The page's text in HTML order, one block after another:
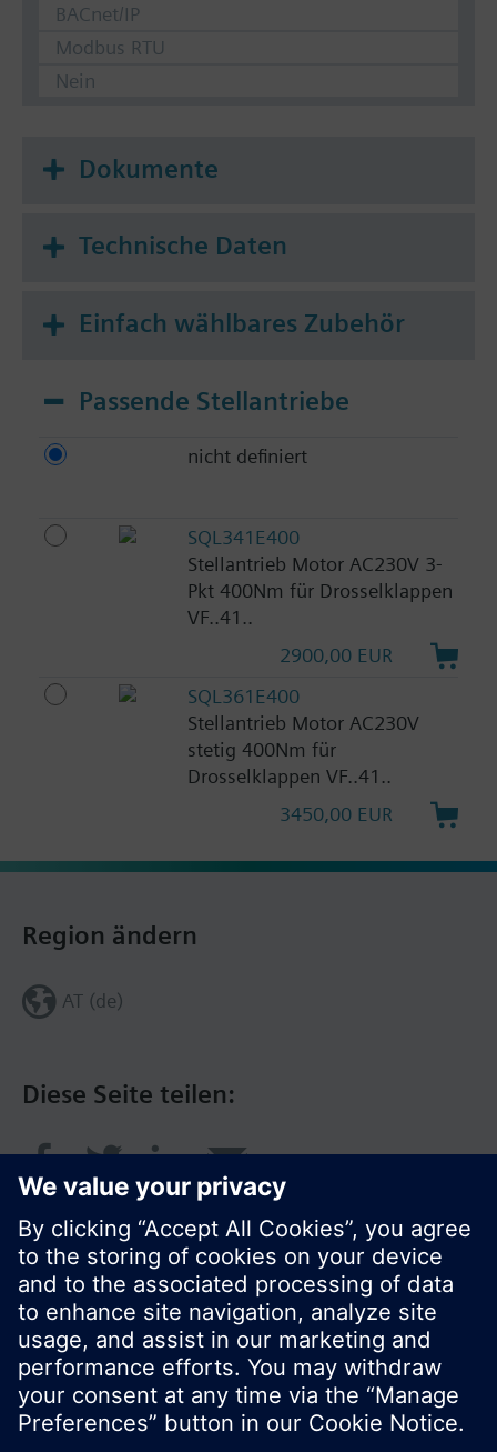
BACnet/IP
Modbus RTU
Nein
Dokumente
Technische Daten
Einfach wählbares Zubehör
Passende Stellantriebe
nicht definiert
SQL341E400
Stellantrieb Motor AC230V 3-
Pkt 400Nm für Drosselklappen
VF..41..
2900,00 EUR
SQL361E400
Stellantrieb Motor AC230V
stetig 400Nm für
Drosselklappen VF..41..
3450,00 EUR
Diese Seite teilen:
Region ändern
AT (de)
© Siemens Schweiz AG 2016
Produktangebot und Preise können pro Land